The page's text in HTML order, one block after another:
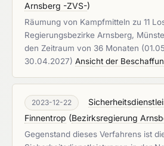
Arnsberg -ZVS-)
Räumung von Kampfmitteln zu 11
Regierungsbezirke Arnsberg,
den Zeitraum von 36 Monaten
30.04.2027) Ansicht der
2023-12-22
Finnentrop (Bezirksregierung
Gegenstand dieses Verfahrens ist